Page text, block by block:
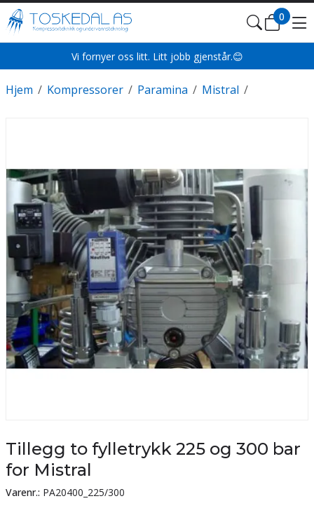
0
Vi fornyer oss litt. Litt jobb gjenstår.😊
/
Hjem /
Kompressorer /
Paramina /
Mistral
Tillegg to fylletrykk 225 og 300 bar
for Mistral
Varenr.: PA20400_225/300